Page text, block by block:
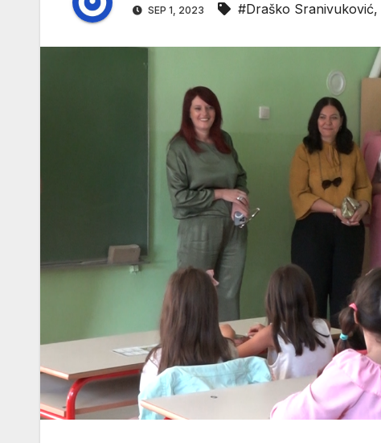
SEP 1, 2023 #Draško Sranivuković,